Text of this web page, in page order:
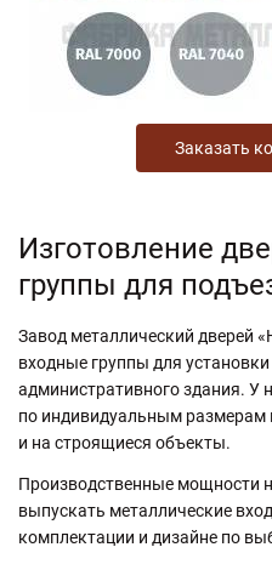
Заказать
Изготовление
группы для
Завод металлический дверей
входные группы для
административного здания. У
по индивидуальным размерам
и на строящиеся объекты.
Производственные мощности
выпускать металлические
комплектации и дизайне по